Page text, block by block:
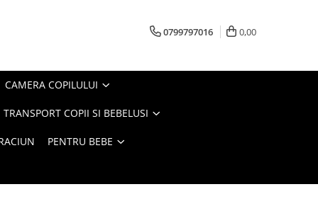
0799797016 0,00
CAMERA COPILULUI
COPII SI BEBELUSI
PENTRU BEBE